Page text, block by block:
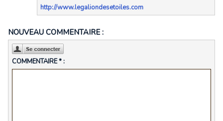
http://www.legaliondesetoiles.com
NOUVEAU COMMENTAIRE :
COMMENTAIRE * :